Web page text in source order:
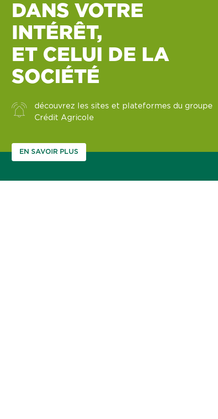
DANS VOTRE
INTÉRÊT,
ET CELUI DE LA
SOCIÉTÉ
découvrez les sites et plateformes du groupe
Crédit Agricole
EN SAVOIR PLUS